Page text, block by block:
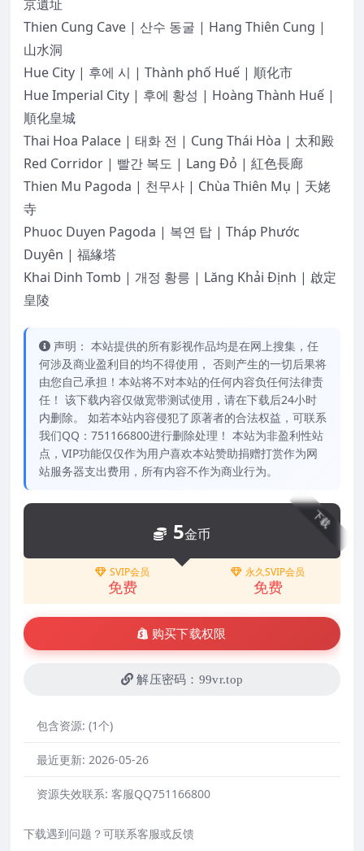
京遺址
Thien Cung Cave | 산수 동굴 | Hang Thiên Cung |
山水洞
Hue City | 후에 시 | Thành phố Huế | 順化市
Hue Imperial City | 후에 황성 | Hoàng Thành Huế |
順化皇城
Thai Hoa Palace | 태화 전 | Cung Thái Hòa | 太和殿
Red Corridor | 빨간 복도 | Lang Đỏ | 紅色長廊
Thien Mu Pagoda | 천무사 | Chùa Thiên Mụ | 天姥
寺
Phuoc Duyen Pagoda | 복연 탑 | Tháp Phước
Duyên | 福緣塔
Khai Dinh Tomb | 개정 황릉 | Lăng Khải Định | 啟定
皇陵
声明： 本站提供的所有影视作品均是在网上搜集，任
何涉及商业盈利目的均不得使用， 否则产生的一切后果将
由您自己承担！本站将不对本站的任何内容负任何法律责
任！ 该下载内容仅做宽带测试使用，请在下载后24小时
内删除。 如若本站内容侵犯了原著者的合法权益，可联系
我们QQ：751166800进行删除处理！ 本站为非盈利性站
点，VIP功能仅仅作为用户喜欢本站赞助捐赠打赏作为网
站服务器支出费用，所有内容不作为商业行为。
下载
5金币
SVIP会员
免费
永久SVIP会员
免费
购买下载权限
解压密码：99vr.top
包含资源: (1个)
最近更新: 2026-05-26
资源失效联系: 客服QQ751166800
下载遇到问题？可联系客服或反馈